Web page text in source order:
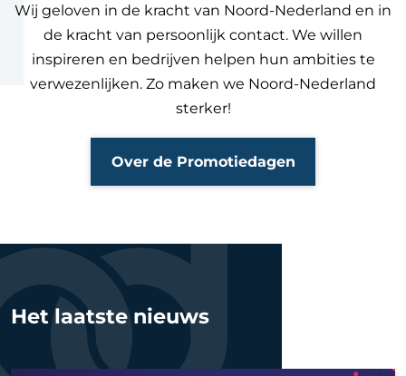
Wij geloven in de kracht van Noord-Nederland en in
de kracht van persoonlijk contact. We willen
inspireren en bedrijven helpen hun ambities te
verwezenlijken. Zo maken we Noord-Nederland
sterker!
Over de Promotiedagen
Het laatste nieuws